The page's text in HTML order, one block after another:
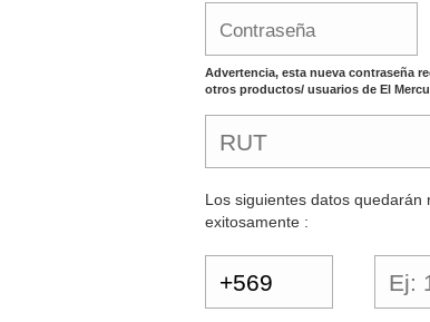
Advertencia, esta nueva contraseña
otros productos/ usuarios de El
Los siguientes datos
exitosamente :